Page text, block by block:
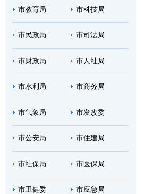
市教育局 市科技局
市民政局 市司法局
市财政局 市人社局
市水利局 市商务局
市气象局 市发改委
市公安局 市住建局
市社保局 市医保局
市卫健委 市应急局